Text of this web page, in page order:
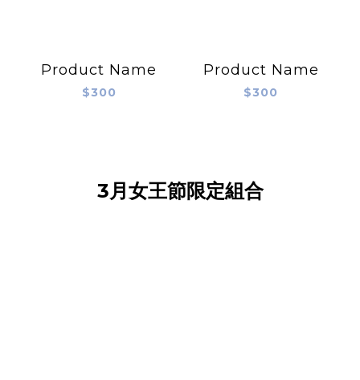
Product Name
$300
Product Name
$300
3月女王節限定組合